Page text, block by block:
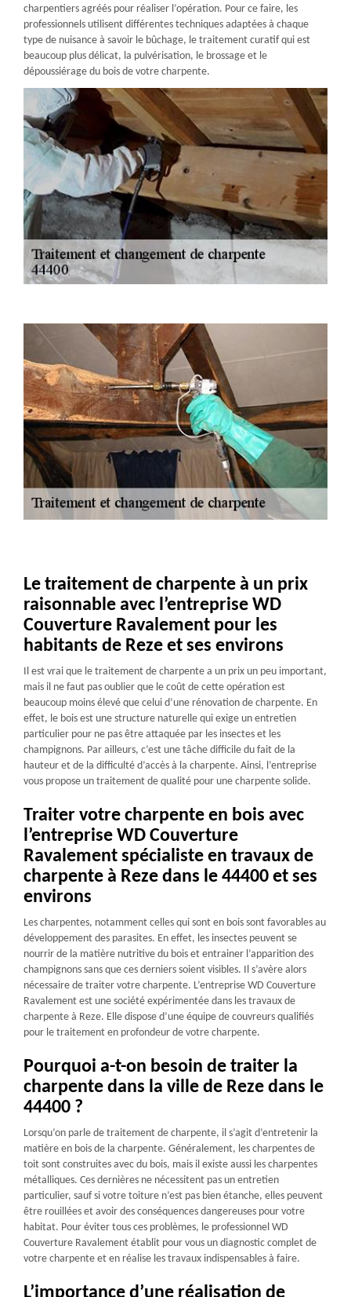
charpentiers agréés pour réaliser l’opération. Pour ce faire, les
professionnels utilisent différentes techniques adaptées à chaque
type de nuisance à savoir le bûchage, le traitement curatif qui est
beaucoup plus délicat, la pulvérisation, le brossage et le
dépoussiérage du bois de votre charpente.
Le traitement de charpente à un prix
raisonnable avec l’entreprise WD
Couverture Ravalement pour les
habitants de Reze et ses environs
Il est vrai que le traitement de charpente a un prix un peu important,
mais il ne faut pas oublier que le coût de cette opération est
beaucoup moins élevé que celui d’une rénovation de charpente. En
effet, le bois est une structure naturelle qui exige un entretien
particulier pour ne pas être attaquée par les insectes et les
champignons. Par ailleurs, c’est une tâche difficile du fait de la
hauteur et de la difficulté d’accès à la charpente. Ainsi, l’entreprise
vous propose un traitement de qualité pour une charpente solide.
Traiter votre charpente en bois avec
l’entreprise WD Couverture
Ravalement spécialiste en travaux de
charpente à Reze dans le 44400 et ses
environs
Les charpentes, notamment celles qui sont en bois sont favorables au
développement des parasites. En effet, les insectes peuvent se
nourrir de la matière nutritive du bois et entrainer l’apparition des
champignons sans que ces derniers soient visibles. Il s’avère alors
nécessaire de traiter votre charpente. L’entreprise WD Couverture
Ravalement est une société expérimentée dans les travaux de
charpente à Reze. Elle dispose d’une équipe de couvreurs qualifiés
pour le traitement en profondeur de votre charpente.
Pourquoi a-t-on besoin de traiter la
charpente dans la ville de Reze dans le
44400 ?
Lorsqu’on parle de traitement de charpente, il s’agit d’entretenir la
matière en bois de la charpente. Généralement, les charpentes de
toit sont construites avec du bois, mais il existe aussi les charpentes
métalliques. Ces dernières ne nécessitent pas un entretien
particulier, sauf si votre toiture n’est pas bien étanche, elles peuvent
être rouillées et avoir des conséquences dangereuses pour votre
habitat. Pour éviter tous ces problèmes, le professionnel WD
Couverture Ravalement établit pour vous un diagnostic complet de
votre charpente et en réalise les travaux indispensables à faire.
L’importance d’une réalisation de